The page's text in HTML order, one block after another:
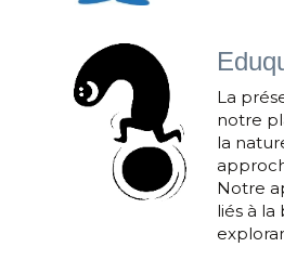
La
notre
la
Notre
liés à